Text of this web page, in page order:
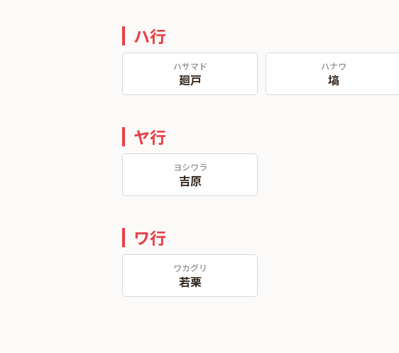
ハ行
ハサマド
廻戸
ハナワ
塙
ヤ行
ヨシワラ
吉原
ワ行
ワカグリ
若栗